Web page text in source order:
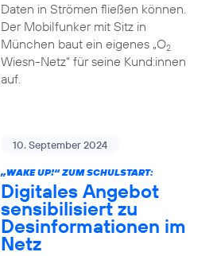
Daten in Strömen fließen können.
Der Mobilfunker mit Sitz in
München baut ein eigenes „O2
Wiesn-Netz“ für seine Kund:innen
auf.
10. September 2024
„WAKE UP!“ ZUM SCHULSTART:
Digitales Angebot
sensibilisiert zu
Desinformationen im
Netz